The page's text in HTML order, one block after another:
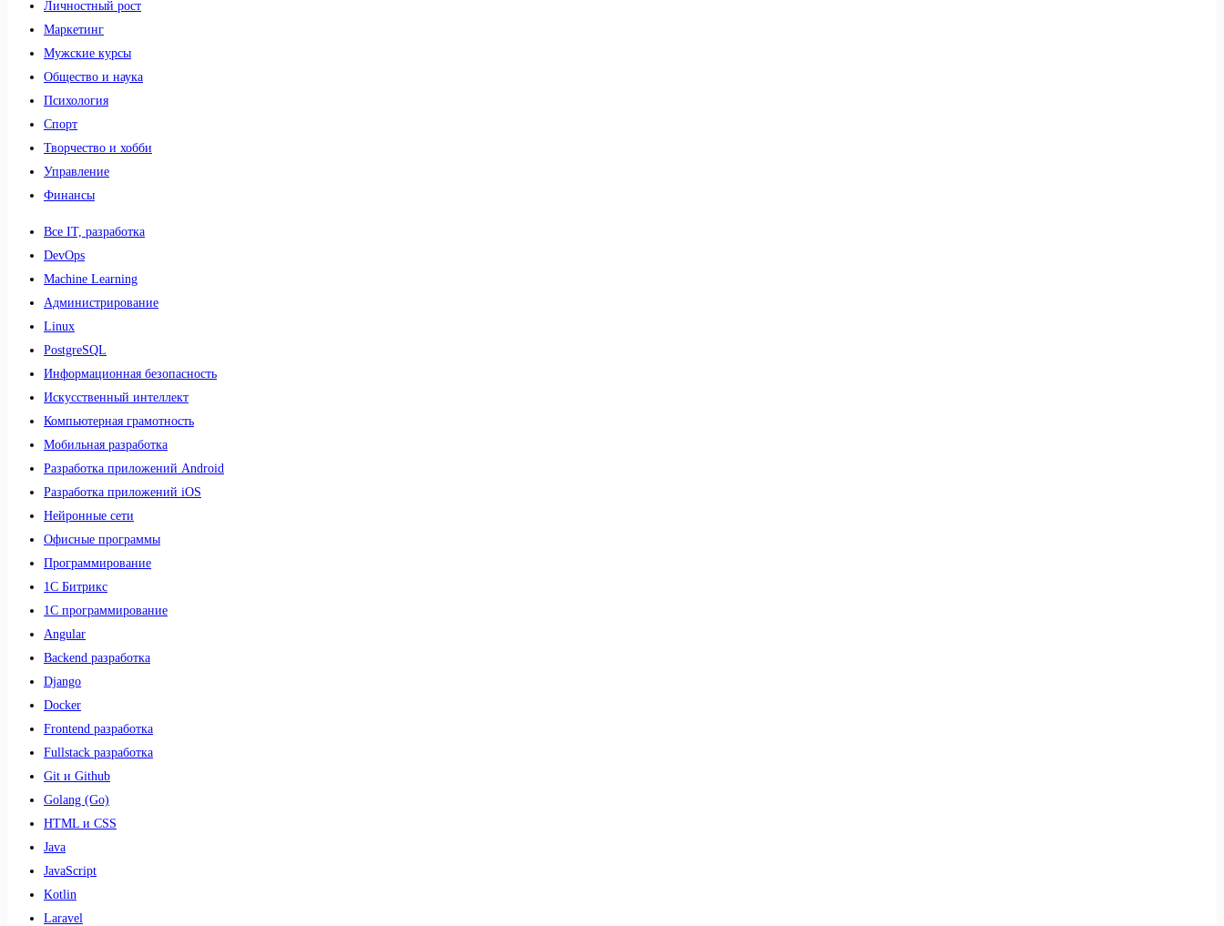
Личностный рост
Маркетинг
Мужские курсы
Общество и наука
Психология
Спорт
Творчество и хобби
Управление
Финансы
Все IT, разработка
DevOps
Machine Learning
Администрирование
Linux
PostgreSQL
Информационная безопасность
Искусственный интеллект
Компьютерная грамотность
Мобильная разработка
Разработка приложений Android
Разработка приложений iOS
Нейронные сети
Офисные программы
Программирование
1С Битрикс
1С программирование
Angular
Backend разработка
Django
Docker
Frontend разработка
Fullstack разработка
Git и Github
Golang (Go)
HTML и CSS
Java
JavaScript
Kotlin
Laravel